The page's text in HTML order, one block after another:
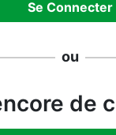
ou
de